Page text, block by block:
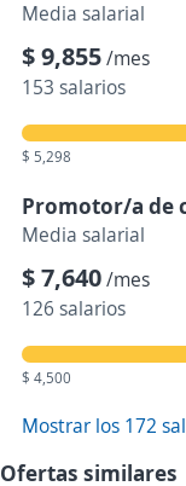
Media salarial
$ 9,855/mes
153 salarios
$ 5,298
Promotor/a de
Media salarial
$ 7,640/mes
126 salarios
$ 4,500
Mostrar los 172
Ofertas similares